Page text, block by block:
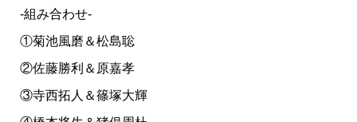
-組み合わせ-
①菊池風磨＆松島聡
②佐藤勝利＆原嘉孝
③寺西拓人＆篠塚大輝